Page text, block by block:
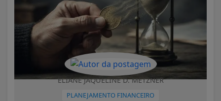
ELIANE JAQUELINE D. METZNER
PLANEJAMENTO FINANCEIRO